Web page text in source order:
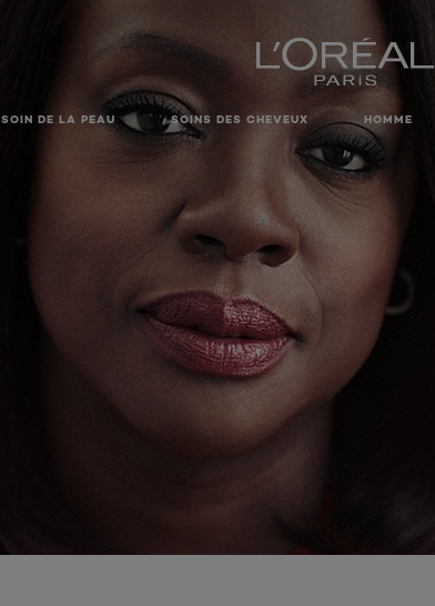
SOIN DE LA PEAU SOINS DES CHEVEUX HOMME